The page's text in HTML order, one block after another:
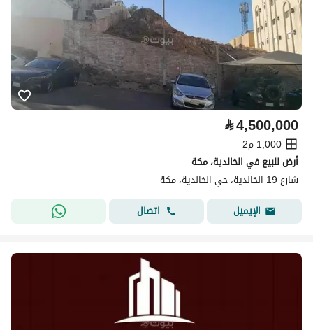
⃁4,500,000
1,000 م2
أرض للبيع في الخالدية، مكة
شارع 19 الخالدية، حي الخالدية، مكة
الإيميل
اتصال